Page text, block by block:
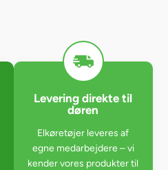
Levering direkte til
døren
Elkøretøjer leveres af
egne medarbejdere – vi
kender vores produkter til